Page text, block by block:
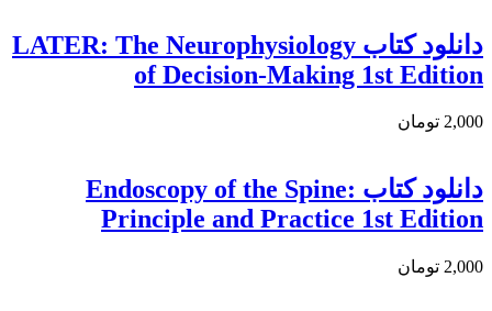
دانلود کتاب LATER: The Neurophysiology
of Decision-Making 1st Edition
2,000 تومان
دانلود کتاب Endoscopy of the Spine:
Principle and Practice 1st Edition
2,000 تومان